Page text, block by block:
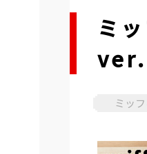
ミ
ver.
ミッ